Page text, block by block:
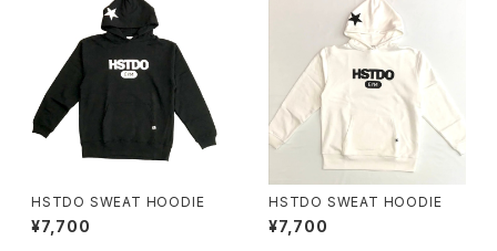
HSTDO SWEAT HOODIE
¥7,700
HSTDO SWEAT HOODIE
¥7,700